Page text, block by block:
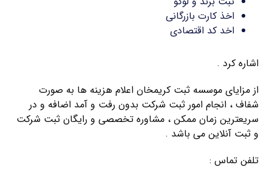
اخذ کارت بازرگانی
اخد کد اقتصادی
اشاره کرد .
از مزایای موسسه ثبت کریمخان اعلام هزینه ها به صورت
شفاف ، انجام امور ثبت شرکت بدون رفت و آمد اضافه و در
سریعترین زمان ممکن ، مشاوره تخصصی و رایگان ثبت شرکت
و ثبت آنلاین می باشد .
تلفن تماس :